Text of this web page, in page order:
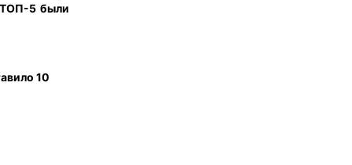
ТОП-5 были
10